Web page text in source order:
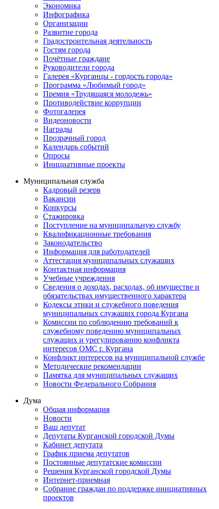
Экономика
Инфографика
Организации
Развитие города
Градостроительная деятельность
Гостям города
Почётные граждане
Руководители города
Галерея «Курганцы - гордость города»
Программа «Любимый город»
Премия «Трудящаяся молодежь»
Противодействие коррупции
Фотогалерея
Видеоновости
Награды
Прозрачный город
Календарь событий
Опросы
Инициативные проекты
Муниципальная служба
Кадровый резерв
Вакансии
Конкурсы
Стажировка
Поступление на муниципальную службу
Квалификационные требования
Законодательство
Информация для работодателей
Аттестация муниципальных служащих
Контактная информация
Учебные учреждения
Сведения о доходах, расходах, об имуществе и
обязательствах имущественного характера
Кодексы этики и служебного поведения
муниципальных служащих города Кургана
Комиссии по соблюдению требований к
служебному поведению муниципальных
служащих и урегулированию конфликта
интересов ОМС г. Кургана
Конфликт интересов на муниципальной службе
Методические рекомендации
Памятка для муниципальных служащих
Новости Федерального Cобрания
Дума
Общая информация
Новости
Ваш депутат
Депутаты Курганской городской Думы
Кабинет депутата
График приема депутатов
Постоянные депутатские комиссии
Решения Курганской городской Думы
Интернет-приемная
Собрание граждан по поддержке инициативных
проектов